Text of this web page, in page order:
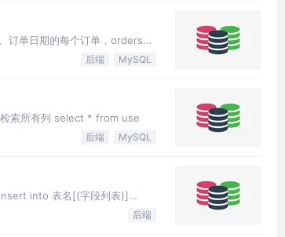
订单日期的每个订单，orders表
后端 MySQL
索所有列 select * from use
后端 MySQL
into 表名[(字段列表)]
后端